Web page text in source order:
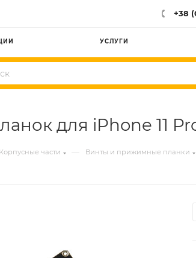
+38
УСЛУГИ
для iPhone 11
Корпусные части — Винты и прижимные планки